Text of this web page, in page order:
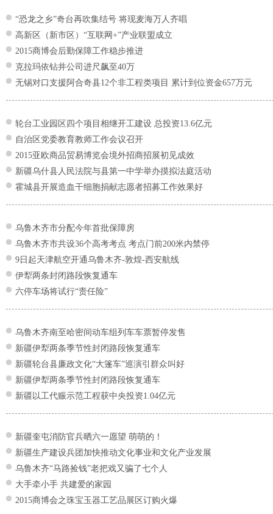
“恐龙之乡”奇台再吹集结号 将现麦海万人齐唱
高新区（新市区）“互联网+”产业联盟成立
2015商博会后勤保障工作稳步推进
克拉玛依钻井公司进尺飙至40万
无锡对口支援阿合奇县12个非工程类项目 累计到位资金657万元
轮台工业园区四个项目相继开工建设 总投资13.6亿元
自治区党委教育教师工作会议召开
2015亚欧商品贸易博览会境外招商招展初见成效
新疆乌什县人民法院与县第一中学举办摸拟法庭活动
霍城县开展造血干细胞捐献志愿者招募工作效果好
乌鲁木齐市分配今年首批保障房
乌鲁木齐市共设36个高考考点 考点门前200米内禁停
9日起天津航空开通乌鲁木齐-敦煌-西安航线
伊犁两条封闭路段恢复通车
六停车场将试行“责任险”
乌鲁木齐南至哈密间动车组列车车票暂停发售
新疆伊犁两条季节性封闭路段恢复通车
新疆轮台县廉政文化“大篷车”巡演引群众叫好
新疆伊犁两条季节性封闭路段恢复通车
新疆以工代赈示范工程获中央投资1.04亿元
新疆奎屯消防官兵晒六一愿望 萌萌的！
新疆生产建设兵团加快推动文化事业和文化产业发展
乌鲁木齐“马路捡钱”老把戏又骗了七个人
大手牵小手 共建爱的家园
2015商博会之珠宝玉器工艺品展区订购火爆